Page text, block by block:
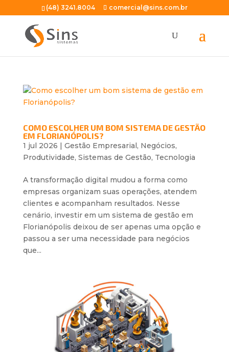
(48) 3241.8004 comercial@sins.com.br
COMO ESCOLHER UM BOM SISTEMA DE GESTÃO
EM FLORIANÓPOLIS?
1 jul 2026 | Gestão Empresarial, Negócios,
Produtividade, Sistemas de Gestão, Tecnologia
A transformação digital mudou a forma como
empresas organizam suas operações, atendem
clientes e acompanham resultados. Nesse
cenário, investir em um sistema de gestão em
Florianópolis deixou de ser apenas uma opção e
passou a ser uma necessidade para negócios
que...